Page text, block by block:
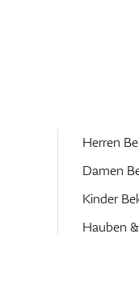
Herren
Damen
Kinder
Hauben